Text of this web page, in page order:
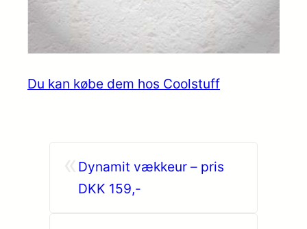
Du kan købe dem hos Coolstuff
Dynamit vækkeur – pris
DKK 159,-